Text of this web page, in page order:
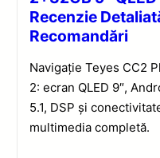
Recenzie
Recomandări
Navigație Teyes CC2
2: ecran QLED 9″,
5.1, DSP și
multimedia completă.